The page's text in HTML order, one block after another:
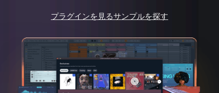
プラグインを見るサンプルを探す